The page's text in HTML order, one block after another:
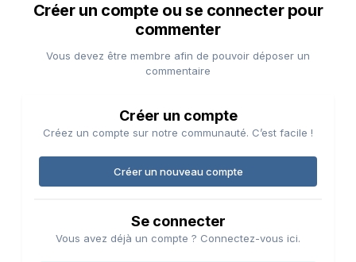
Créer un compte ou se connecter pour
commenter
Vous devez être membre afin de pouvoir déposer un
commentaire
Créer un compte
Créez un compte sur notre communauté. C’est facile !
Créer un nouveau compte
Se connecter
Vous avez déjà un compte ? Connectez-vous ici.